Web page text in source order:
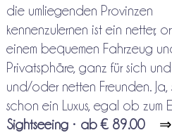
die umliegenden Provinzen
kennenzulernen ist ein netter,
einem bequemen Fahrzeug
Privatsphäre, ganz für sich
und/oder netten Freunden.
schon ein Luxus, egal ob zum
Sightseeing• ab € 89.00 ⇒